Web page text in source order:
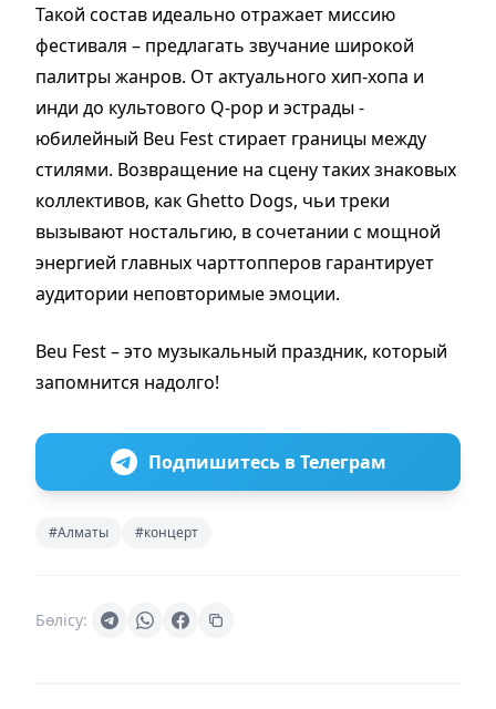
Такой состав идеально отражает миссию
фестиваля – предлагать звучание широкой
палитры жанров. От актуального хип-хопа и
инди до культового Q-pop и эстрады -
юбилейный Beu Fest стирает границы между
стилями. Возвращение на сцену таких знаковых
коллективов, как Ghetto Dogs, чьи треки
вызывают ностальгию, в сочетании с мощной
энергией главных чарттопперов гарантирует
аудитории неповторимые эмоции.
Beu Fest – это музыкальный праздник, который
запомнится надолго!
Подпишитесь в Телеграм
#Алматы #концерт
Бөлісу: